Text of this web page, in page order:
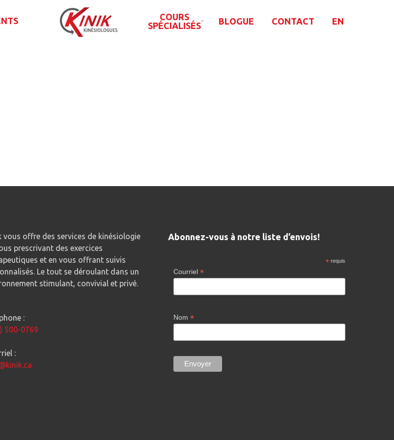
COURS
SPÉCIALISÉS
BLOGUE CONTACT EN
vous offre des services de kinésiologie
prescrivant des exercices
et en vous offrant suivis
Le tout se déroulant dans un
stimulant, convivial et privé.
:
500-0769
:
Abonnez-vous à notre liste d’envois!
* requis
Courriel*
Nom*